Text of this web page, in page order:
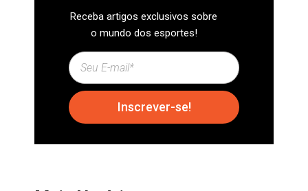
Receba artigos exclusivos sobre
o mundo dos esportes!
Inscrever-se!